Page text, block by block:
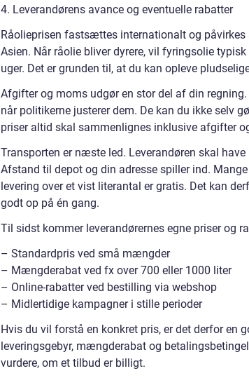
4. Leverandørens avance og eventuelle rabatter
Råolieprisen fastsættes internationalt og
Asien. Når råolie bliver dyrere, vil fyringsolie
uger. Det er grunden til, at du kan opleve
Afgifter og moms udgør en stor del af din
når politikerne justerer dem. De kan du ikke selv
priser altid skal sammenlignes inklusive afgifter
Transporten er næste led. Leverandøren skal
Afstand til depot og din adresse spiller ind.
levering over et vist literantal er gratis. Det kan
godt op på én gang.
Til sidst kommer leverandørernes egne priser og
– Standardpris ved små mængder
– Mængderabat ved fx over 700 eller 1000 liter
– Online-rabatter ved bestilling via webshop
– Midlertidige kampagner i stille perioder
Hvis du vil forstå en konkret pris, er det derfor en
leveringsgebyr, mængderabat og
vurdere, om et tilbud er billigt.